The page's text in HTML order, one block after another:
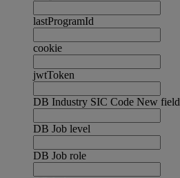
lastProgramId
cookie
jwtToken
DB Industry SIC Code New field
DB Job level
DB Job role